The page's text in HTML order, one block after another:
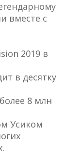
вместе с
2019 в
в десятку
8 млн
Усиком